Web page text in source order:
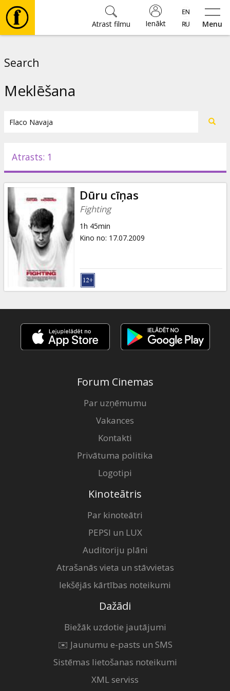
Menu
Ienākt
Atrast filmu
Pasākumi
Ziņas
Dāvanu
kartes
Uzkodas
B2B
Kino
Klubs
Search
Meklēšana
Atrasts: 1
Dūru cīņas
Fighting
1h 45min
Kino no: 17.07.2009
Forum Cinemas
Par uzņēmumu
Vakances
Kontakti
Privātuma politika
Logotipi
Kinoteātris
Par kinoteātri
PEPSI un LUX
Auditoriju plāni
Atrašanās vieta un stāvvietas
Iekšējās kārtības noteikumi
Dažādi
Biežāk uzdotie jautājumi
✉️ Jaunumu e-pasts un SMS
Sistēmas lietošanas noteikumi
XML serviss